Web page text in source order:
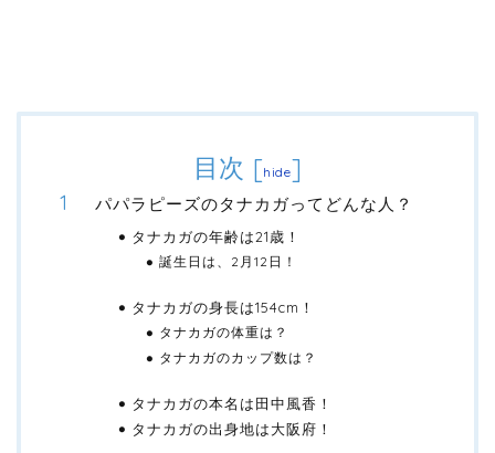
目次 [hide]
パパラピーズのタナカガってどんな人？
タナカガの年齢は21歳！
誕生日は、2月12日！
タナカガの身長は154cm！
タナカガの体重は？
タナカガのカップ数は？
タナカガの本名は田中風香！
タナカガの出身地は大阪府！